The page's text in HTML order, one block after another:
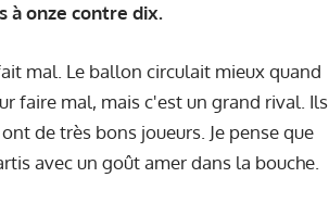
à onze contre dix.
mal. Le ballon circulait mieux quand
faire mal, mais c'est un grand rival. Ils
de très bons joueurs. Je pense que
avec un goût amer dans la bouche.